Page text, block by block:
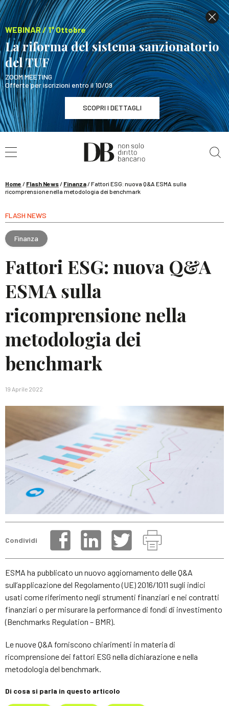
WEBINAR / 1° Ottobre
La riforma del sistema sanzionatorio
del TUF
ZOOM MEETING
Offerte per iscrizioni entro il 10/09
SCOPRI I DETTAGLI
WEBINAR / 1° Ottobre
La riforma del sistema sanzionatorio del TUF
Home / Flash News/ Finanza/Fattori ESG: nuova Q&A ESMA sulla
ricomprensione nella metodologia dei benchmark
FLASH NEWS
Finanza
Fattori ESG: nuova Q&A
ESMA sulla
ricomprensione nella
metodologia dei
benchmark
19 Aprile 2022
Condividi
ESMA ha pubblicato un nuovo aggiornamento delle Q&A
sull’applicazione del Regolamento (UE) 2016/1011 sugli indici
usati come riferimento negli strumenti finanziari e nei contratti
finanziari o per misurare la performance di fondi di investimento
(Benchmarks Regulation – BMR).
Le nuove Q&A forniscono chiarimenti in materia di
ricomprensione dei fattori ESG nella dichiarazione e nella
metodologia del benchmark.
Di cosa si parla in questo articolo